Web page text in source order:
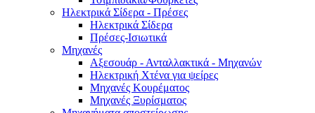
Ηλεκτρικά Σίδερα - Πρέσες
Ηλεκτρικά Σίδερα
Πρέσες-Ισιωτικά
Μηχανές
Αξεσουάρ - Ανταλλακτικά - Μηχανών
Ηλεκτρική Χτένα για ψείρες
Μηχανές Κουρέματος
Μηχανές Ξυρίσματος